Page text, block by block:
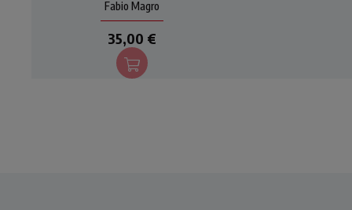
decisione morale,
dell'oggettività del
discernimento.
Fabio Magro
35,00 €